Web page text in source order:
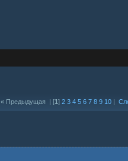
« Предыдущая | [1] 2 3 4 5 6 7 8 9 10 |